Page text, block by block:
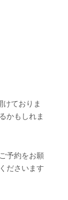
けておりま
かもしれま
予約をお願
ださいます